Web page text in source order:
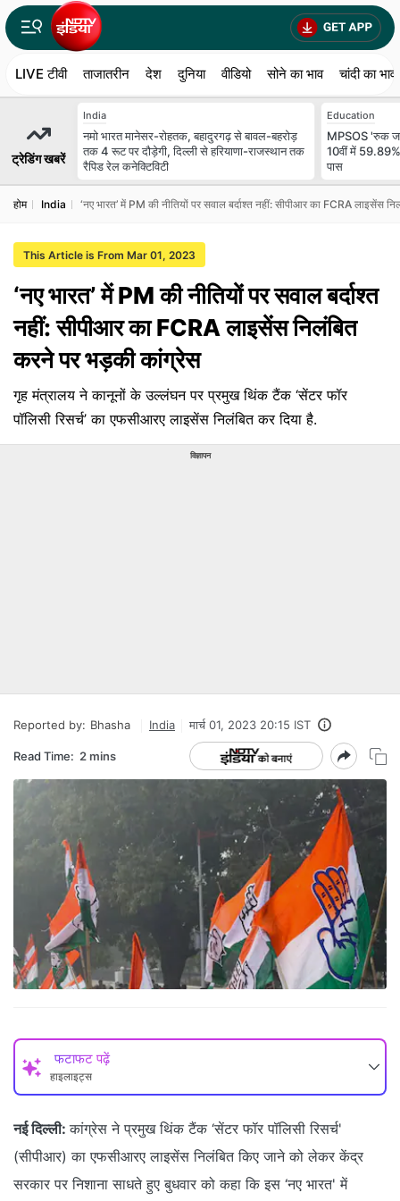
LIVE टीवी ताजातरीन देश दुनिया वीडियो सोने का भाव चांदी का भाव
ट्रेडिंग खबरें
India
नमो भारत मानेसर-रोहतक, बहादुरगढ़ से बावल-बहरोड़
तक 4 रूट पर दौड़ेगी, दिल्ली से हरियाणा-राजस्थान तक
रैपिड रेल कनेक्टिविटी
Education
MPSOS 'रुक
10वीं में
पास
होम India ‘नए भारत’ में PM की नीतियों पर सवाल बर्दाश्त नहीं: सीपीआर का FCRA लाइसेंस
This Article is From Mar 01, 2023
‘नए भारत’ में PM की नीतियों पर सवाल बर्दाश्त
नहीं: सीपीआर का FCRA लाइसेंस निलंबित
करने पर भड़की कांग्रेस
गृह मंत्रालय ने कानूनों के उल्लंघन पर प्रमुख थिंक टैंक ‘सेंटर फॉर
पॉलिसी रिसर्च’ का एफसीआरए लाइसेंस निलंबित कर दिया है.
विज्ञापन
Reported by: Bhasha India मार्च 01, 2023 20:15 IST
Read Time: 2 mins
फटाफट पढ़ें
हाइलाइट्स
नई दिल्ली: कांग्रेस ने प्रमुख थिंक टैंक ‘सेंटर फॉर पॉलिसी रिसर्च'
(सीपीआर) का एफसीआरए लाइसेंस निलंबित किए जाने को लेकर केंद्र
सरकार पर निशाना साधते हुए बुधवार को कहा कि इस ‘नए भारत' में